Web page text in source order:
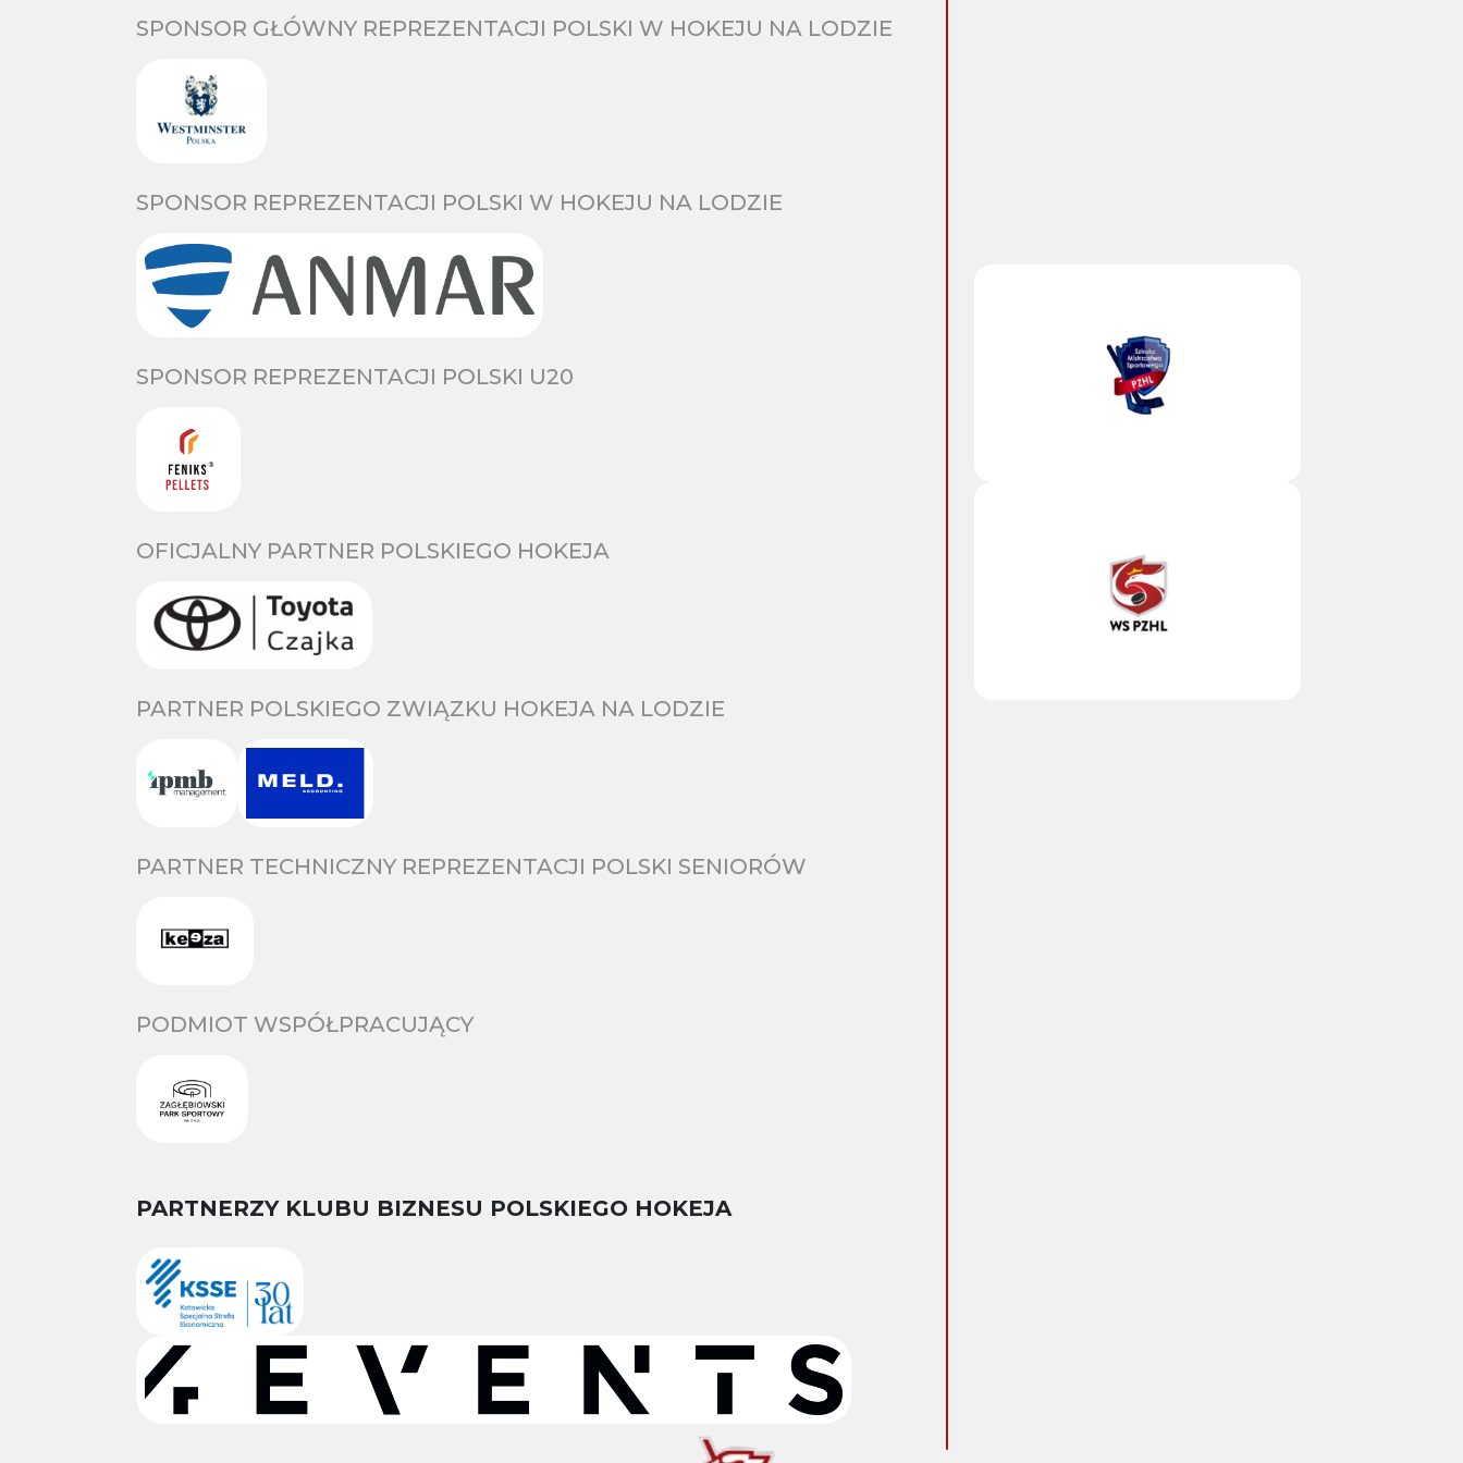
SPONSOR GŁÓWNY REPREZENTACJI POLSKI W HOKEJU NA LODZIE
SPONSOR REPREZENTACJI POLSKI W HOKEJU NA LODZIE
SPONSOR REPREZENTACJI POLSKI U20
OFICJALNY PARTNER POLSKIEGO HOKEJA
PARTNER POLSKIEGO ZWIĄZKU HOKEJA NA LODZIE
PARTNER TECHNICZNY REPREZENTACJI POLSKI SENIORÓW
PODMIOT WSPÓŁPRACUJĄCY
PARTNERZY KLUBU BIZNESU POLSKIEGO HOKEJA